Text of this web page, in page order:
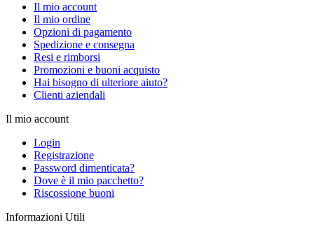
Il mio account
Il mio ordine
Opzioni di pagamento
Spedizione e consegna
Resi e rimborsi
Promozioni e buoni acquisto
Hai bisogno di ulteriore aiuto?
Clienti aziendali
Il mio account
Login
Registrazione
Password dimenticata?
Dove è il mio pacchetto?
Riscossione buoni
Informazioni Utili